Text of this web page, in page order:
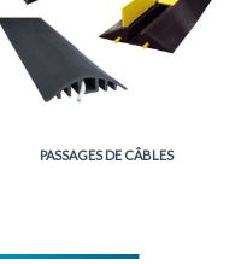
PASSAGES DE CÂBLES